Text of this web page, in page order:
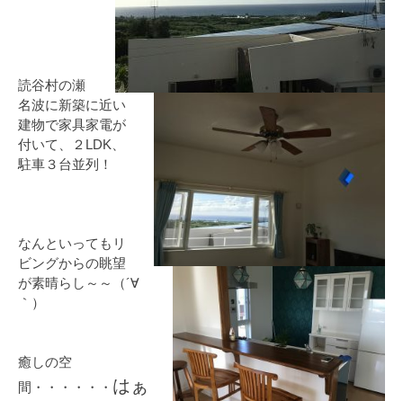
読谷村の瀬
名波に新築に近い
建物で家具家電が
付いて、２LDK、
駐車３台並列！
なんといってもリ
ビングからの眺望
が素晴らし～～（´∀
｀）
癒しの空
間・・・・・・ はぁ